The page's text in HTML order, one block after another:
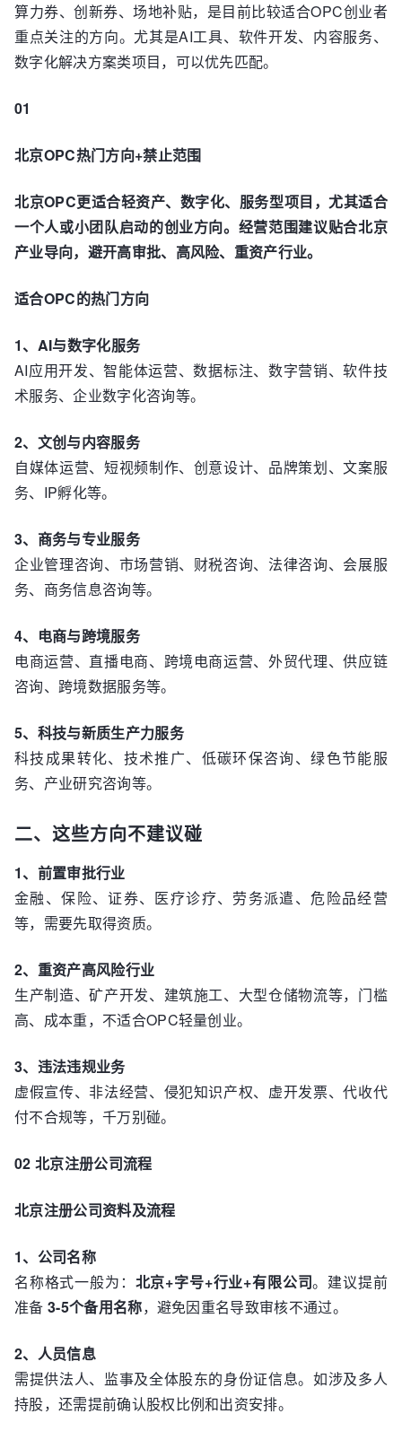
算力券、创新券、场地补贴，是目前比较适合OPC创业者
重点关注的方向。尤其是AI工具、软件开发、内容服务、
数字化解决方案类项目，可以优先匹配。
01
北京OPC热门方向+禁止范围
北京OPC更适合轻资产、数字化、服务型项目，尤其适合
一个人或小团队启动的创业方向。经营范围建议贴合北京
产业导向，避开高审批、高风险、重资产行业。
适合OPC的热门方向
1、AI与数字化服务
AI应用开发、智能体运营、数据标注、数字营销、软件技
术服务、企业数字化咨询等。
2、文创与内容服务
自媒体运营、短视频制作、创意设计、品牌策划、文案服
务、IP孵化等。
3、商务与专业服务
企业管理咨询、市场营销、财税咨询、法律咨询、会展服
务、商务信息咨询等。
4、电商与跨境服务
电商运营、直播电商、跨境电商运营、外贸代理、供应链
咨询、跨境数据服务等。
5、科技与新质生产力服务
科技成果转化、技术推广、低碳环保咨询、绿色节能服
务、产业研究咨询等。
二、这些方向不建议碰
1、前置审批行业
金融、保险、证券、医疗诊疗、劳务派遣、危险品经营
等，需要先取得资质。
2、重资产高风险行业
生产制造、矿产开发、建筑施工、大型仓储物流等，门槛
高、成本重，不适合OPC轻量创业。
3、违法违规业务
虚假宣传、非法经营、侵犯知识产权、虚开发票、代收代
付不合规等，千万别碰。
02 北京注册公司流程
北京注册公司资料及流程
1、公司名称
名称格式一般为： 北京+字号+行业+有限公司。建议提前
准备 3-5个备用名称，避免因重名导致审核不通过。
2、人员信息
需提供法人、监事及全体股东的身份证信息。如涉及多人
持股，还需提前确认股权比例和出资安排。